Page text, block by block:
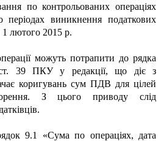
по контрольованих операціях
періодах виникнення податкових
1 лютого 2015 р.
можуть потрапити до рядка
ст. 39 ПКУ у редакції, що діє з
коригувань сум ПДВ для цілей
З цього приводу слід
9.1 «Сума по операціях, дата